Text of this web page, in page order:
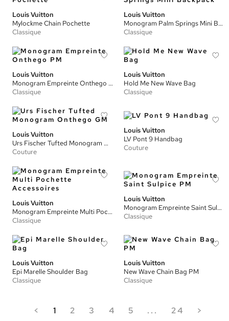
Louis Vuitton
Mylockme Chain Pochette
Classique
Louis Vuitton
Monogram Palm Springs Mini Backpack
Classique
Louis Vuitton
Monogram Empreinte Onthego PM
Classique
Louis Vuitton
Hold Me New Wave Bag
Classique
Louis Vuitton
Urs Fischer Tufted Monogram Onthego GM
Couture
Louis Vuitton
LV Pont 9 Handbag
Couture
Louis Vuitton
Monogram Empreinte Multi Pochette Accessoires
Classique
Louis Vuitton
Monogram Empreinte Saint Sulpice PM
Classique
Louis Vuitton
Epi Marelle Shoulder Bag
Classique
Louis Vuitton
New Wave Chain Bag PM
Classique
< 1 2 3 4 5 ... 24 >